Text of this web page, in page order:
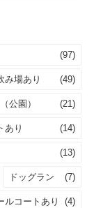
(97)
み場あり (49)
公園） (21)
あり (14)
(13)
ドッグラン (7)
ルコートあり (4)